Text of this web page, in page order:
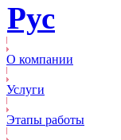
Рус
О компании
Услуги
Этапы работы